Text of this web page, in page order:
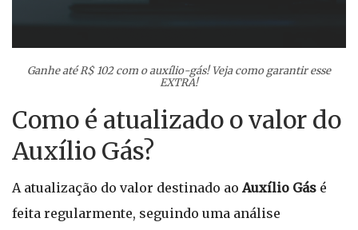
Ganhe até R$ 102 com o auxílio-gás! Veja como garantir esse
EXTRA!
Como é atualizado o valor do
Auxílio Gás?
A atualização do valor destinado aoAuxílio Gás é
feita regularmente, seguindo uma análise